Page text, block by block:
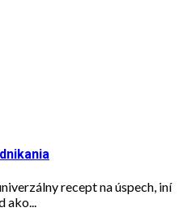
recept na úspech, iní
ako...